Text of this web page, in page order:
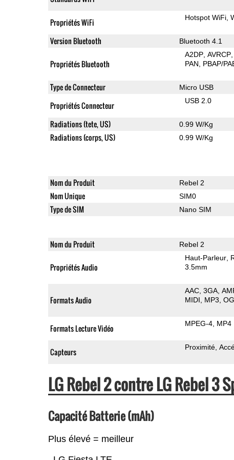
Propriétés WiFi Hotspot WiFi
Version Bluetooth Bluetooth 4.1
Propriétés Bluetooth
A2DP AVRCP
PAN
PBAP/
Type de Connecteur Micro USB
Propriétés Connecteur USB 2.0
Radiations (tete, US) 0.99 W/Kg
Radiations (corps, US) 0.99 W/Kg
Nom du Produit Rebel 2
Nom Unique SIM0
Type de SIM Nano SIM
Nom du Produit Rebel 2
Propriétés Audio
Haut-Parleur
3.5mm
Formats Audio
AAC 3GA
MIDI
MP3
Formats Lecture Vidéo MPEG-4 MP4
Capteurs Proximité
LG Rebel 2 contre LG Rebel 3
Capacité Batterie (mAh)
Plus élevé = meilleur